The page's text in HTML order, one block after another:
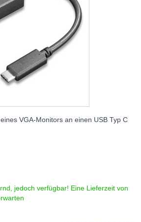
VGA-Monitors an einen USB Typ C
jedoch verfügbar! Eine Lieferzeit von